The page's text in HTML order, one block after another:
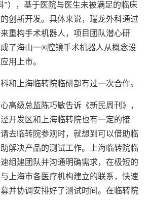
”），基于医院与医生未被满足的临床
创新开发。具体来说，瑞龙外科通过
重构手术机器人，项目团队潜心研
了海山一®腔镜手术机器人从概念设
用上市。
和上海临转院临研部有过一次合作。
高级总监陈巧敏告诉《新民周刊》，
开发区和上海临转院也有一定的接
去临转院参观时，就想到可以借助临
解决产品的测试工作。上海临转院临
组建团队并沟通明确需求，在极短的
上海市各医疗机构建立的联系，快速
并协调安排好了测试时间。在临转院